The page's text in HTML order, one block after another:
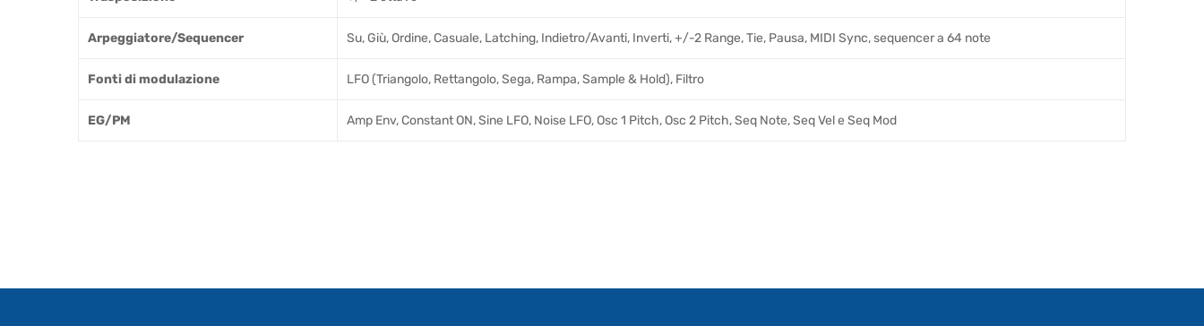
Arpeggiatore/Sequencer Su, Giù, Ordine, Casuale, Latching, Indietro/Avanti, Inverti, +/-2 Range, Tie, Pausa, MIDI Sync, sequencer a 64 note
Fonti di modulazione LFO (Triangolo, Rettangolo, Sega, Rampa, Sample & Hold), Filtro
EG/PM Amp Env, Constant ON, Sine LFO, Noise LFO, Osc 1 Pitch, Osc 2 Pitch, Seq Note, Seq Vel e Seq Mod